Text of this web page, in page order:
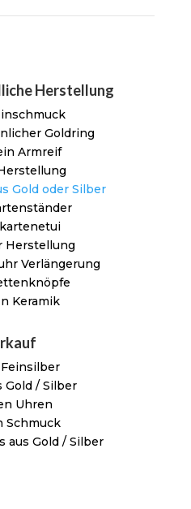
Herstellung
Goldring
Armreif
Gold oder Silber
Herstellung
Verlängerung
Keramik
Gold / Silber
Uhren
Schmuck
aus Gold / Silber